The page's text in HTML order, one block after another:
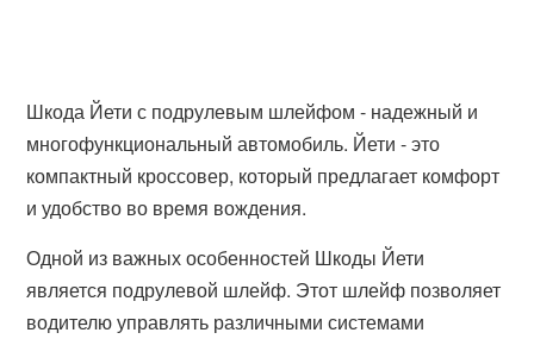
Шкода Йети с подрулевым шлейфом - надежный и
многофункциональный автомобиль. Йети - это
компактный кроссовер, который предлагает комфорт
и удобство во время вождения.
Одной из важных особенностей Шкоды Йети
является подрулевой шлейф. Этот шлейф позволяет
водителю управлять различными системами